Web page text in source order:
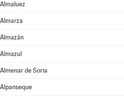
Almaluez
Almarza
Almazán
Almazul
Almenar de Soria
Alpanseque